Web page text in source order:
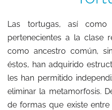
Las tortugas, así
pertenecientes a la clase
como ancestro común,
éstos, han adquirido
les han permitido
eliminar la metamorfosis.
de formas que existe